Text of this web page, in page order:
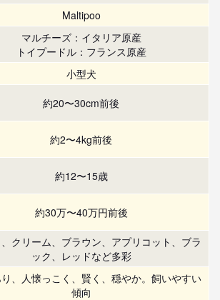
Maltipoo
マルチーズ：イタリア原産
トイプードル：フランス原産
小型犬
約20〜30cm前後
約2〜4kg前後
約12〜15歳
約30万〜40万円前後
クリーム、ブラウン、アプリコット、ブラ
ック、レッドなど多彩
、人懐っこく、賢く、穏やか。飼いやすい
傾向